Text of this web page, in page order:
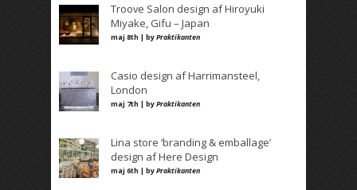
Troove Salon design af Hiroyuki
Miyake, Gifu – Japan
maj 8th | byPraktikanten
Casio design af Harrimansteel,
London
maj 7th | byPraktikanten
Lina store ‘branding & emballage’
design af Here Design
maj 6th | byPraktikanten